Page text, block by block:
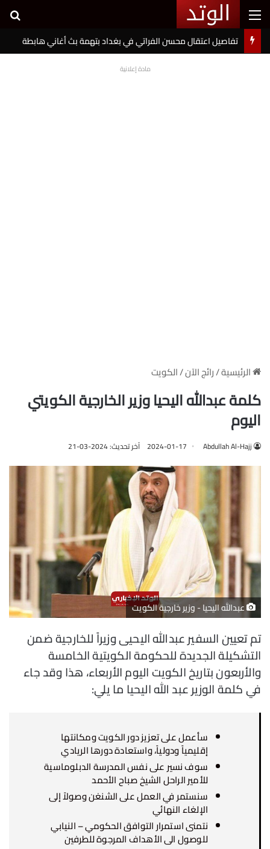
القائمة
تفاصيل اعتقال محسن الفراتي في بغداد بتهمة بث أغاني هابطة
مادة إعلانية
الرئيسية/رائج الآن/الكويت
كلمة عبدالله اليحيا وزير الخارجية الكويتي
اليوم
Abdullah Al-Hajj
2024-01-17 آخر تحديث: 2024-03-21
عبدالله اليحيا - وزير خارجية الكويت
تم تعيين السفير عبدالله اليحيى وزيراً للخارجية ضمن
التشكيلة الجديدة للحكومة الكويتية الخامسة
والأربعون بتاريخ الكويت اليوم الأربعاء، هذا وقد جاء
في كلمة الوزير عبد الله اليحيا ما يلي:
سأعمل على تعزيز دور الكويت ومكانتها
إقليمياً ودولياً، واستعادة دورها الريادي
سوف نسير على نفس المدرسة الدبلوماسية
للأمير الراحل الشيخ صباح الأحمد
سنستمر في العمل على الشنغن وصولاً إلى
الإلغاء النهائي
نتمنى استمرار التوافق الحكومي – النيابي
للوصول الى الأهداف المرجوة للطرفين